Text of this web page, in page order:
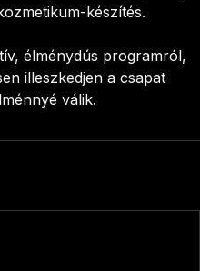
készítés.
élménydús programról,
illeszkedjen a csapat
válik.